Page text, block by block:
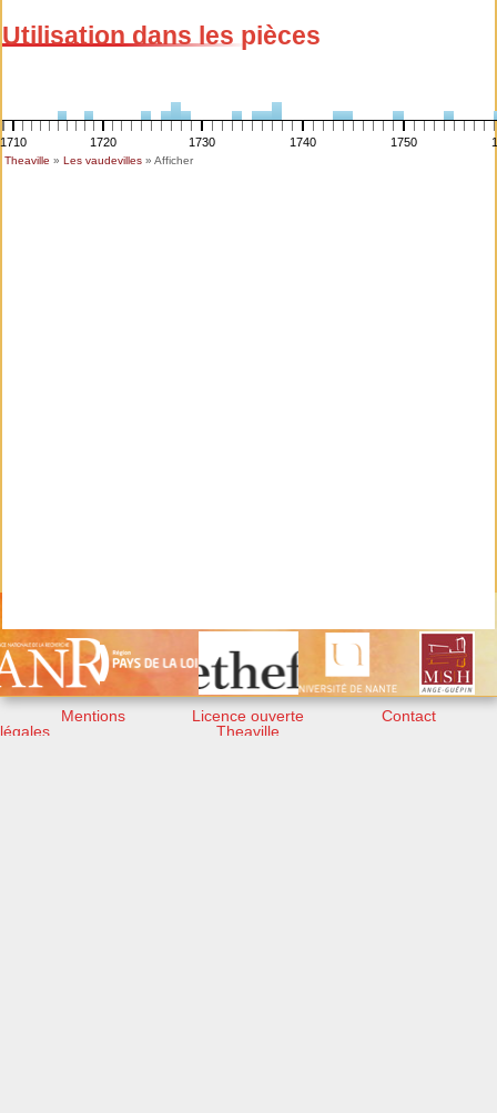
Utilisation dans les pièces
1710 1720 1730 1740 1750
Theaville » Les vaudevilles» Afficher
Mentions
légales
Licence ouverte
Theaville
Contact